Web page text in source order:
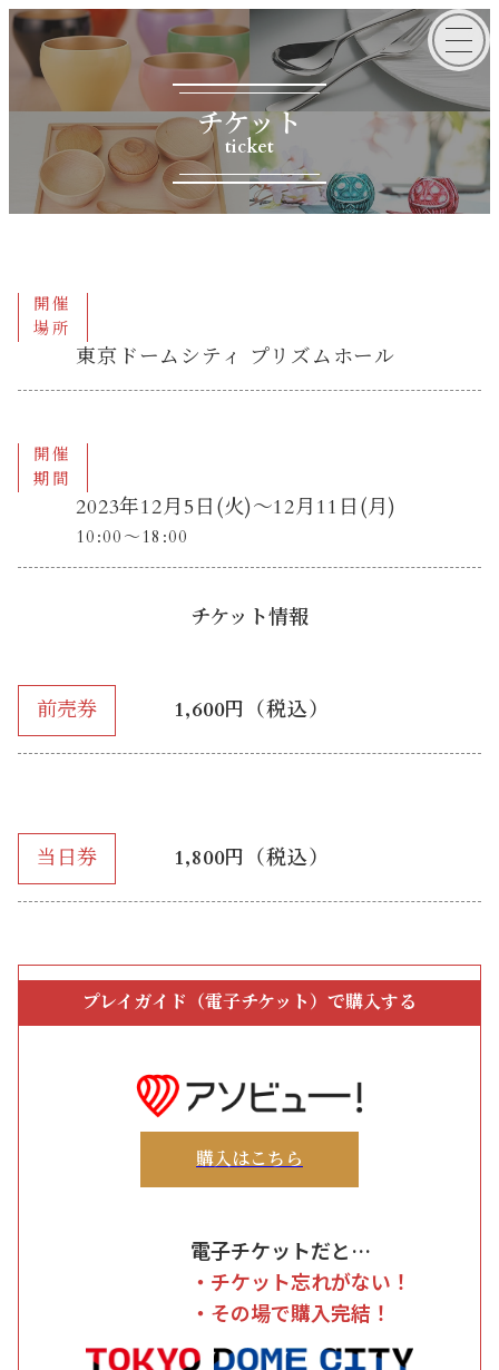
チケット
ticket
開催
場所
東京ドームシティ プリズムホール
開催
期間
2023年12月5日(火)～12月11日(月)
10:00～18:00
チケット情報
前売券 1,600円（税込）
当日券 1,800円（税込）
プレイガイド（電子チケット）で購入する
購入はこちら
電子チケットだと…
・チケット忘れがない！
・その場で購入完結！